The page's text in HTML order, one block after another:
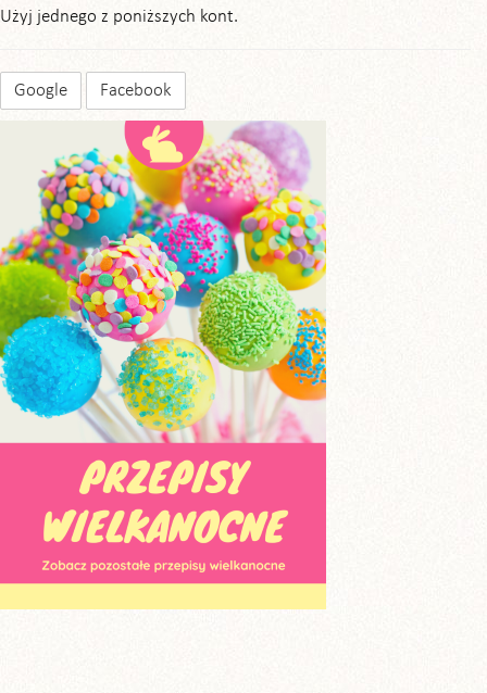
Użyj jednego z poniższych kont.
Google Facebook